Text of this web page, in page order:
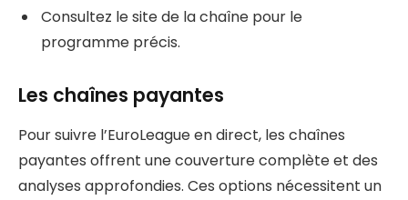
Consultez le site de la chaîne pour le
programme précis.
Les chaînes payantes
Pour suivre l’EuroLeague en direct, les chaînes
payantes offrent une couverture complète et des
analyses approfondies. Ces options nécessitent un